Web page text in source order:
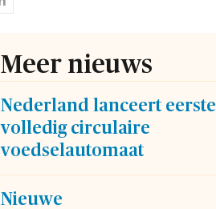
Meer nieuws
Nederland lanceert eerste
volledig circulaire
voedselautomaat
Nieuwe